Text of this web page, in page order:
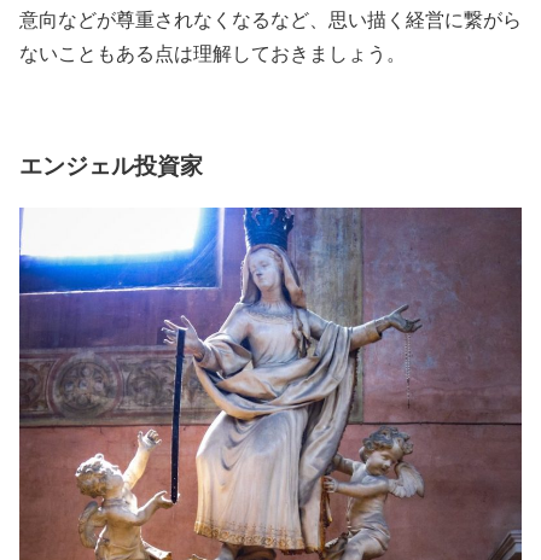
意向などが尊重されなくなるなど、思い描く経営に繋がら
ないこともある点は理解しておきましょう。
エンジェル投資家